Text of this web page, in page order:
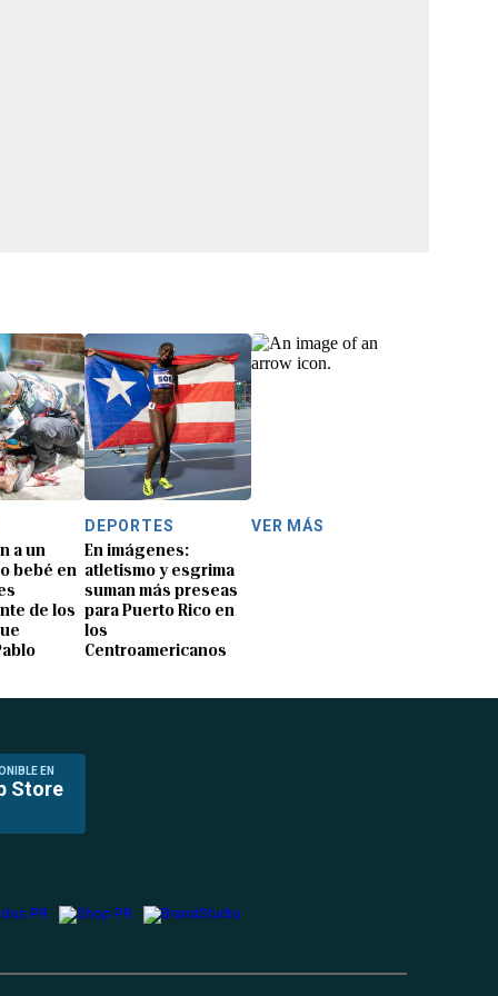
a un
bebé en
de los
DEPORTES
En imágenes:
atletismo y esgrima
suman más preseas
para Puerto Rico en
los
Centroamericanos
VER MÁS
EN
Store